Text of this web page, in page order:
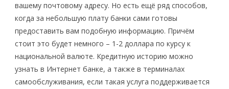
вашему почтовому адресу. Но есть ещё ряд способов,
когда за небольшую плату банки сами готовы
предоставить вам подобную информацию. Причём
стоит это будет немного – 1-2 доллара по курсу к
национальной валюте. Кредитную историю можно
узнать в Интернет банке, а также в терминалах
самообслуживания, если такая услуга поддерживается